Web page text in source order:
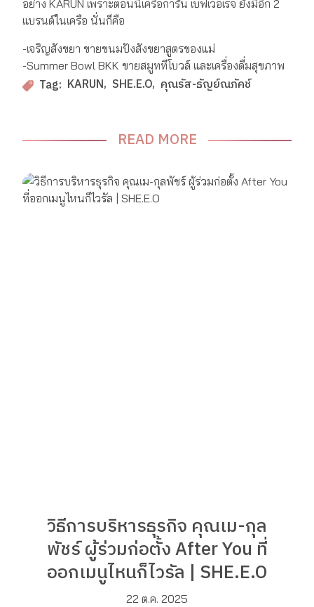
อย่าง KARUN เพราะตอนนี้เครือการัน เบฟเวอเรจ ยังมีอีก 2
แบรนด์ในเครือ นั่นก็คือ
-เจริญสังขยา ขายขนมปังสังขยาสูตรของแม่
-Summer Bowl BKK ขายสมูททีโบวล์ และเครื่องดื่มสุขภาพ
Tag: KARUN SHE.E.O คุณรัส-ธัญย์ณภัคช์
READ MORE
วิธีการบริหารธุรกิจ คุณเม-กุล
พัชร์ ผู้ร่วมก่อตั้ง After You ที่
ออกเมนูไหนก็ไวรัล | SHE.E.O
22 ต.ค. 2025